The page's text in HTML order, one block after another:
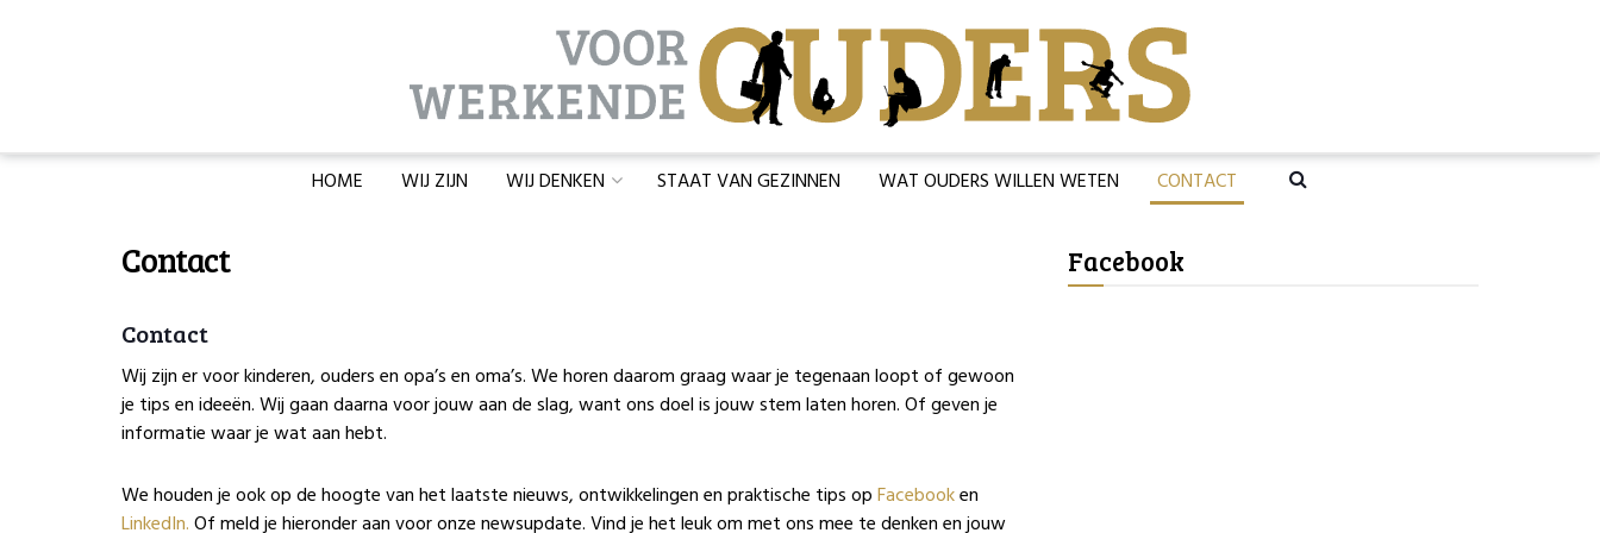
HOME WIJ ZIJN WIJ DENKEN STAAT VAN GEZINNEN WAT OUDERS WILLEN WETEN CONTACT
Contact
Contact
Wij zijn er voor kinderen, ouders en opa’s en oma’s. We horen daarom graag waar je tegenaan loopt of gewoon
je tips en ideeën. Wij gaan daarna voor jouw aan de slag, want ons doel is jouw stem laten horen. Of geven je
informatie waar je wat aan hebt.
We houden je ook op de hoogte van het laatste nieuws, ontwikkelingen en praktische tips opFacebooken
LinkedIn.Of meld je hieronder aan voor onze newsupdate. Vind je het leuk om met ons mee te denken en jouw
Facebook